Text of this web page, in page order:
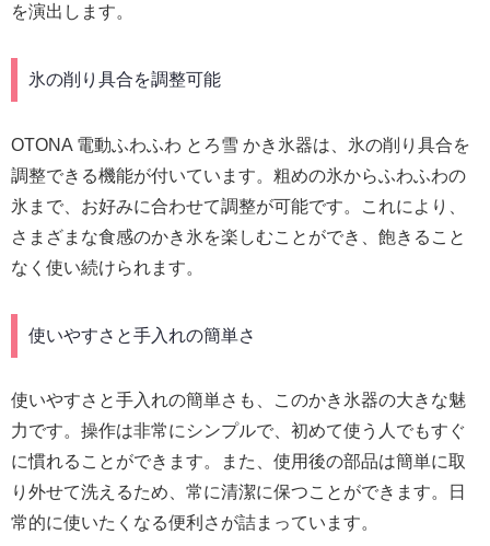
を演出します。
氷の削り具合を調整可能
OTONA 電動ふわふわ とろ雪 かき氷器は、氷の削り具合を
調整できる機能が付いています。粗めの氷からふわふわの
氷まで、お好みに合わせて調整が可能です。これにより、
さまざまな食感のかき氷を楽しむことができ、飽きること
なく使い続けられます。
使いやすさと手入れの簡単さ
使いやすさと手入れの簡単さも、このかき氷器の大きな魅
力です。操作は非常にシンプルで、初めて使う人でもすぐ
に慣れることができます。また、使用後の部品は簡単に取
り外せて洗えるため、常に清潔に保つことができます。日
常的に使いたくなる便利さが詰まっています。